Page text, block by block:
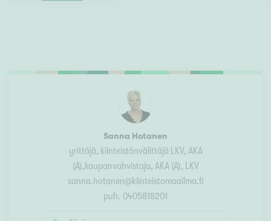
Sanna Hotanen
yrittäjä, kiinteistönvälittäjä LKV, AKA
(A),kaupanvahvistaja, AKA (A), LKV
sanna.hotanen@kiinteistomaailma.fi
puh. 0405818201